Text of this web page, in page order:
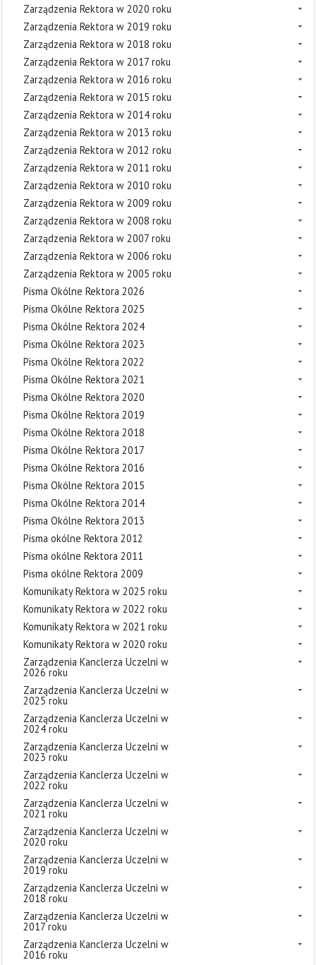
Zarządzenia Rektora w 2020 roku
Zarządzenia Rektora w 2019 roku
Zarządzenia Rektora w 2018 roku
Zarządzenia Rektora w 2017 roku
Zarządzenia Rektora w 2016 roku
Zarządzenia Rektora w 2015 roku
Zarządzenia Rektora w 2014 roku
Zarządzenia Rektora w 2013 roku
Zarządzenia Rektora w 2012 roku
Zarządzenia Rektora w 2011 roku
Zarządzenia Rektora w 2010 roku
Zarządzenia Rektora w 2009 roku
Zarządzenia Rektora w 2008 roku
Zarządzenia Rektora w 2007 roku
Zarządzenia Rektora w 2006 roku
Zarządzenia Rektora w 2005 roku
Pisma Okólne Rektora 2026
Pisma Okólne Rektora 2025
Pisma Okólne Rektora 2024
Pisma Okólne Rektora 2023
Pisma Okólne Rektora 2022
Pisma Okólne Rektora 2021
Pisma Okólne Rektora 2020
Pisma Okólne Rektora 2019
Pisma Okólne Rektora 2018
Pisma Okólne Rektora 2017
Pisma Okólne Rektora 2016
Pisma Okólne Rektora 2015
Pisma Okólne Rektora 2014
Pisma Okólne Rektora 2013
Pisma okólne Rektora 2012
Pisma okólne Rektora 2011
Pisma okólne Rektora 2009
Komunikaty Rektora w 2025 roku
Komunikaty Rektora w 2022 roku
Komunikaty Rektora w 2021 roku
Komunikaty Rektora w 2020 roku
Zarządzenia Kanclerza Uczelni w
2026 roku
Zarządzenia Kanclerza Uczelni w
2025 roku
Zarządzenia Kanclerza Uczelni w
2024 roku
Zarządzenia Kanclerza Uczelni w
2023 roku
Zarządzenia Kanclerza Uczelni w
2022 roku
Zarządzenia Kanclerza Uczelni w
2021 roku
Zarządzenia Kanclerza Uczelni w
2020 roku
Zarządzenia Kanclerza Uczelni w
2019 roku
Zarządzenia Kanclerza Uczelni w
2018 roku
Zarządzenia Kanclerza Uczelni w
2017 roku
Zarządzenia Kanclerza Uczelni w
2016 roku